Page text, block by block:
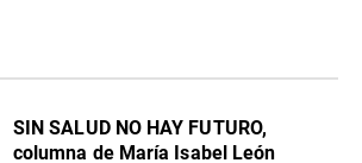
SIN SALUD NO HAY FUTURO,
columna de María Isabel León